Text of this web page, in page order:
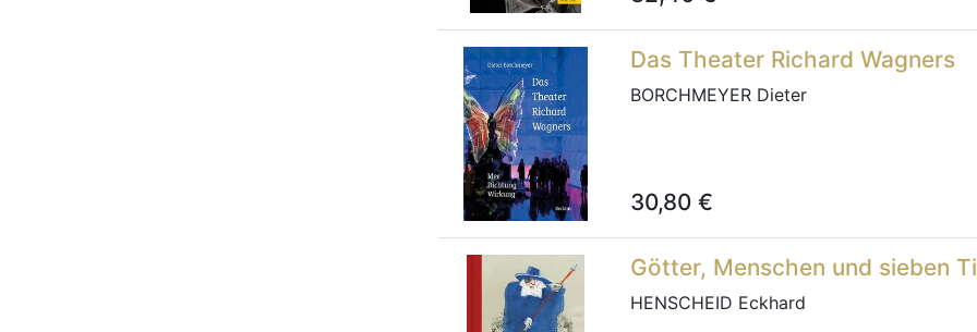
Das Theater Richard Wagners
BORCHMEYER Dieter
30,80 €
Götter, Menschen und sieben
HENSCHEID Eckhard